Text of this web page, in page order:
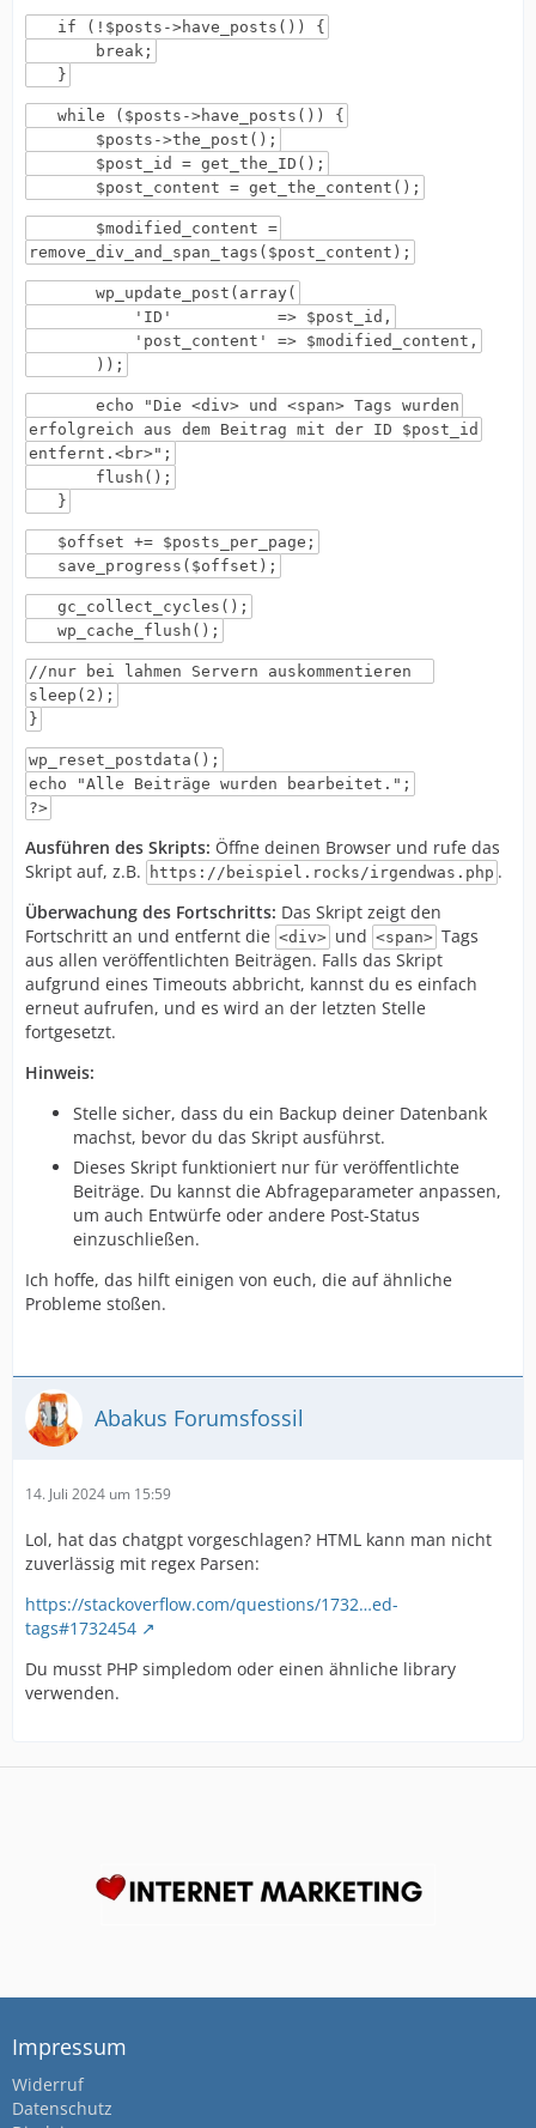
if (!$posts->have_posts()) {
break;
}
while ($posts->have_posts()) {
$posts->the_post();
$post_id = get_the_ID();
$post_content = get_the_content();
$modified_content =
remove_div_and_span_tags($post_content);
wp_update_post(array(
'ID' => $post_id,
'post_content' => $modified_content,
));
echo "Die <div> und <span> Tags wurden
erfolgreich aus dem Beitrag mit der ID $post_id
entfernt.<br>";
flush();
}
$offset += $posts_per_page;
save_progress($offset);
gc_collect_cycles();
wp_cache_flush();
//nur bei lahmen Servern auskommentieren
sleep(2);
}
wp_reset_postdata();
echo "Alle Beiträge wurden bearbeitet.";
?>
Ausführen des Skripts: Öffne deinen Browser und rufe das
Skript auf, z.B.
https://beispiel.rocks/irgendwas.php .
Überwachung des Fortschritts: Das Skript zeigt den
Fortschritt an und entfernt die <div> und <span> Tags
aus allen veröffentlichten Beiträgen. Falls das Skript
aufgrund eines Timeouts abbricht, kannst du es einfach
erneut aufrufen, und es wird an der letzten Stelle
fortgesetzt.
Hinweis:
Stelle sicher, dass du ein Backup deiner Datenbank
machst, bevor du das Skript ausführst.
Dieses Skript funktioniert nur für veröffentlichte
Beiträge. Du kannst die Abfrageparameter anpassen,
um auch Entwürfe oder andere Post-Status
einzuschließen.
Ich hoffe, das hilft einigen von euch, die auf ähnliche
Probleme stoßen.
Abakus Forumsfossil
14. Juli 2024 um 15:59
Lol, hat das chatgpt vorgeschlagen? HTML kann man nicht
zuverlässig mit regex Parsen:
https://stackoverflow.com/questions/1732…ed-
tags#1732454
Du musst PHP simpledom oder einen ähnliche library
verwenden.
Impressum
Widerruf
Datenschutz